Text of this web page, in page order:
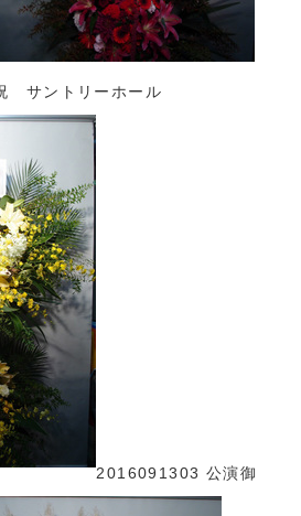
サントリーホール
2016091303 公演御